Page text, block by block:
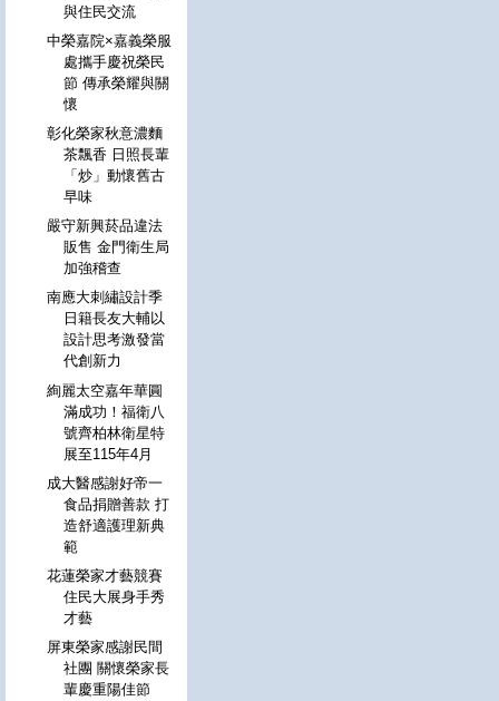
與住民交流
中榮嘉院×嘉義榮服
處攜手慶祝榮民
節 傳承榮耀與關
懷
彰化榮家秋意濃麵
茶飄香 日照長輩
「炒」動懷舊古
早味
嚴守新興菸品違法
販售 金門衛生局
加強稽查
南應大刺繡設計季
日籍長友大輔以
設計思考激發當
代創新力
絢麗太空嘉年華圓
滿成功！福衛八
號齊柏林衛星特
展至115年4月
成大醫感謝好帝一
食品捐贈善款 打
造舒適護理新典
範
花蓮榮家才藝競賽
住民大展身手秀
才藝
屏東榮家感謝民間
社團 關懷榮家長
輩慶重陽佳節